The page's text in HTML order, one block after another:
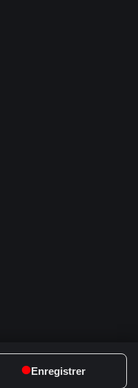
Enregistrer
2.228.1